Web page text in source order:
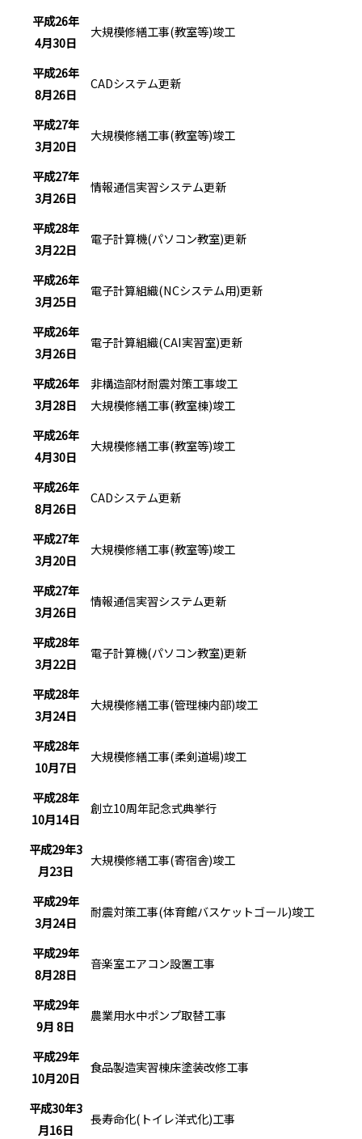
平成26年
4月30日
大規模修繕工事(教室等)竣工
平成26年
8月26日
CADシステム更新
平成27年
3月20日
大規模修繕工事(教室等)竣工
平成27年
3月26日
情報通信実習システム更新
平成28年
3月22日
電子計算機(パソコン教室)更新
平成26年
3月25日
電子計算組織(NCシステム用)更新
平成26年
3月26日
電子計算組織(CAI実習室)更新
平成26年
3月28日
非構造部材耐震対策工事竣工
大規模修繕工事(教室棟)竣工
平成26年
4月30日
大規模修繕工事(教室等)竣工
平成26年
8月26日
CADシステム更新
平成27年
3月20日
大規模修繕工事(教室等)竣工
平成27年
3月26日
情報通信実習システム更新
平成28年
3月22日
電子計算機(パソコン教室)更新
平成28年
3月24日
大規模修繕工事(管理棟内部)竣工
平成28年
10月7日
大規模修繕工事(柔剣道場)竣工
平成28年
10月14日
創立10周年記念式典挙行
平成29年3
月23日
大規模修繕工事(寄宿舎)竣工
平成29年
3月24日
耐震対策工事(体育館バスケットゴール)竣工
平成29年
8月28日
音楽室エアコン設置工事
平成29年
9月 8日
農業用水中ポンプ取替工事
平成29年
10月20日
食品製造実習棟床塗装改修工事
平成30年3
月16日
長寿命化(トイレ洋式化)工事